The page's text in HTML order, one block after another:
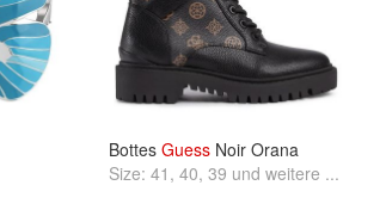
Bottes Guess Noir Orana
Size: 41 , 40, 39 und weitere ...